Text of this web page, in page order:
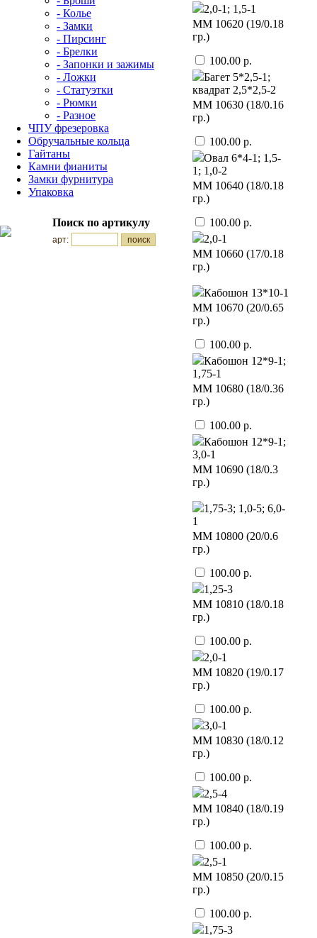
- Колье
- Замки
- Пирсинг
- Брелки
- Запонки и зажимы
- Ложки
- Статуэтки
- Рюмки
- Разное
ЧПУ фрезеровка
Обручальные кольца
Гайтаны
Камни фианиты
Замки фурнитура
Упаковка
Поиск по артикулу
арт:
2,0-1; 1,5-1
ММ 10620 (19/0.18
гр.)
100.00 р.
Багет 5*2,5-1;
квадрат 2,5*2,5-2
ММ 10630 (18/0.16
гр.)
100.00 р.
Овал 6*4-1; 1,5-
1; 1,0-2
ММ 10640 (18/0.18
гр.)
100.00 р.
2,0-1
ММ 10660 (17/0.18
гр.)
Кабошон 13*10-1
ММ 10670 (20/0.65
гр.)
100.00 р.
Кабошон 12*9-1;
1,75-1
ММ 10680 (18/0.36
гр.)
100.00 р.
Кабошон 12*9-1;
3,0-1
ММ 10690 (18/0.3
гр.)
1,75-3; 1,0-5; 6,0-
1
ММ 10800 (20/0.6
гр.)
100.00 р.
1,25-3
ММ 10810 (18/0.18
гр.)
100.00 р.
2,0-1
ММ 10820 (19/0.17
гр.)
100.00 р.
3,0-1
ММ 10830 (18/0.12
гр.)
100.00 р.
2,5-4
ММ 10840 (18/0.19
гр.)
100.00 р.
2,5-1
ММ 10850 (20/0.15
гр.)
100.00 р.
1,75-3